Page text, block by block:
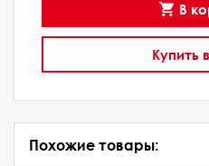
В
Купить
Похожие товары: